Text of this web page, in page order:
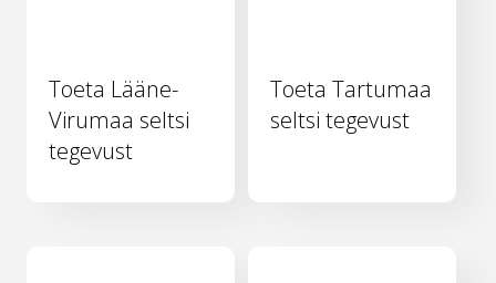
Toeta Lääne-
Virumaa seltsi
tegevust
Toeta Tartumaa
seltsi tegevust